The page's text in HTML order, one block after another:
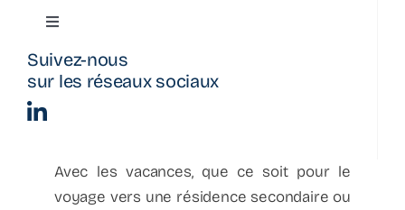
Toggle
Actualité
Suivez-nous
sur les réseaux sociaux
Avec les vacances, que ce soit pour le
voyage vers une résidence secondaire ou